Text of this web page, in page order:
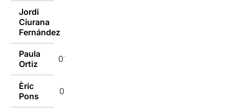
Jordi
Ciurana
Fernández
Paula
Ortiz
07/01/2016
Èric
Pons
07/01/2016